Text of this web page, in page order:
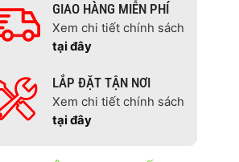
GIAO HÀNG MIỄN PHÍ
Xem chi tiết chính sách
tại đây
LẮP ĐẶT TẬN NƠI
Xem chi tiết chính sách
tại đây